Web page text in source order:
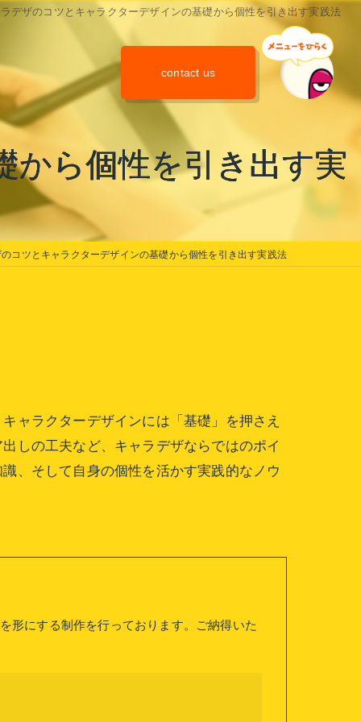
デザのコツとキャラクターデザインの基礎から個性を引き出す実践法
contact us
から個性を引き出す実
コツとキャラクターデザインの基礎から個性を引き出す実践法
ャラクターデザインには「基礎」を押さえ
しの工夫など、キャラデザならではのポイ
、そして自身の個性を活かす実践的なノウ
形にする制作を行っております。ご納得いた